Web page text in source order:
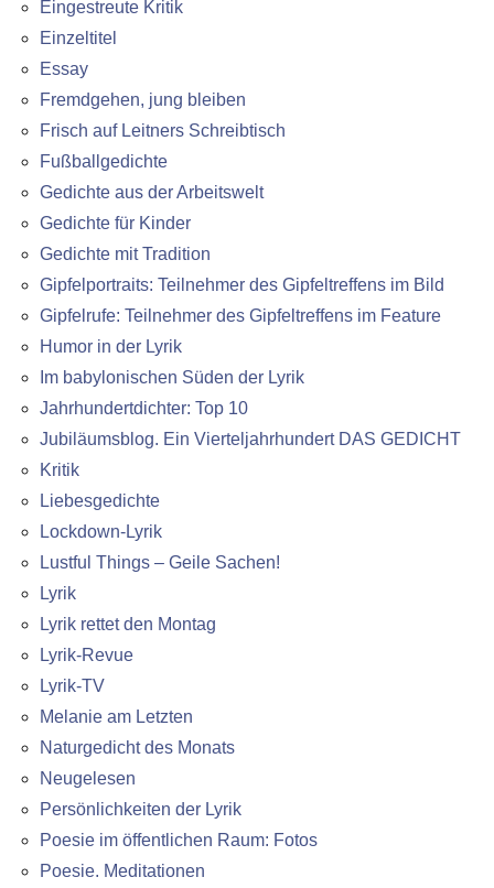
Eingestreute Kritik
Einzeltitel
Essay
Fremdgehen, jung bleiben
Frisch auf Leitners Schreibtisch
Fußballgedichte
Gedichte aus der Arbeitswelt
Gedichte für Kinder
Gedichte mit Tradition
Gipfelportraits: Teilnehmer des Gipfeltreffens im Bild
Gipfelrufe: Teilnehmer des Gipfeltreffens im Feature
Humor in der Lyrik
Im babylonischen Süden der Lyrik
Jahrhundertdichter: Top 10
Jubiläumsblog. Ein Vierteljahrhundert DAS GEDICHT
Kritik
Liebesgedichte
Lockdown-Lyrik
Lustful Things – Geile Sachen!
Lyrik
Lyrik rettet den Montag
Lyrik-Revue
Lyrik-TV
Melanie am Letzten
Naturgedicht des Monats
Neugelesen
Persönlichkeiten der Lyrik
Poesie im öffentlichen Raum: Fotos
Poesie. Meditationen